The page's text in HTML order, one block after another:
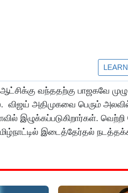
வந்ததற்கு பாஜகவே
விஜய் அதிமுகவை பெரும்
இழுக்கப்படுகிறார்கள். வெற்றி
இடைத்தேர்தல்